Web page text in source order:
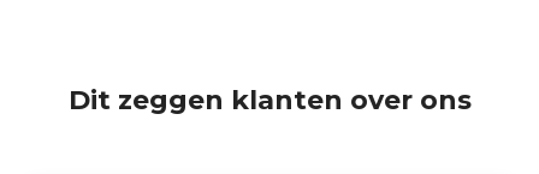
Dit zeggen klanten over ons